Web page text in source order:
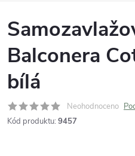
Balconera
bílá
Neohodnoceno
Kód produktu: 9457